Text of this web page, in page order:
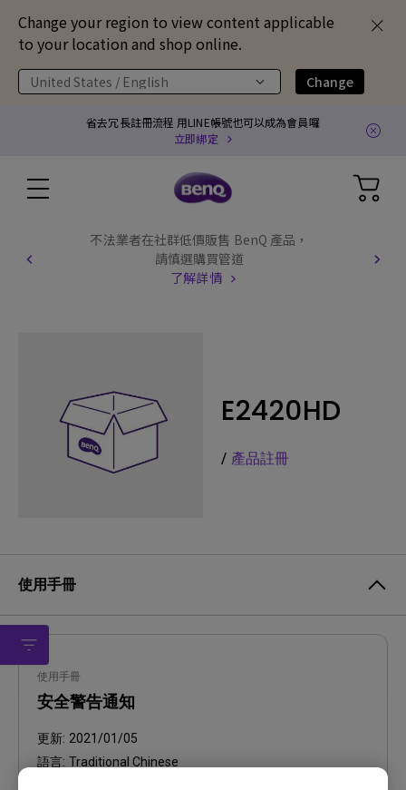
Change your region to view content applicable
to your location and shop online.
United States / English Change
省去冗長註冊流程 用LINE帳號也可以成為會員囉
立即綁定
不法業者在社群低價販售 BenQ 產品，
請慎選購買管道
了解詳情
E2420HD
/ 產品註冊
使用手冊
使用手冊
安全警告通知
更新: 2021/01/05
語言: Traditional Chinese